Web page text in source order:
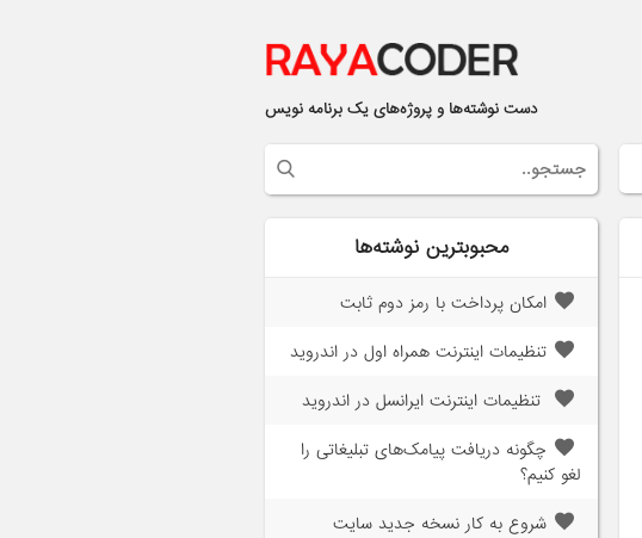
دست نوشته‌ها و پروژه‌های یک برنامه نویس
محبوبترین نوشته‌ها
امکان پرداخت با رمز دوم ثابت
تنظیمات اینترنت همراه اول در اندروید
تنظیمات اینترنت ایرانسل در اندروید
چگونه دریافت پیامک‌های تبلیغاتی را
لغو کنیم؟
شروع به کار نسخه جدید سایت